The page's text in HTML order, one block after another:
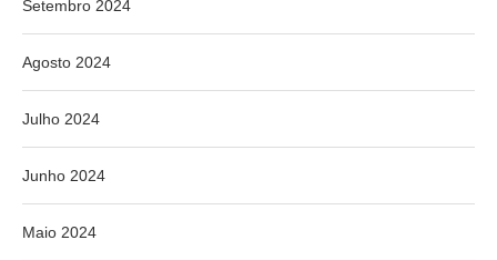
Setembro 2024
Agosto 2024
Julho 2024
Junho 2024
Maio 2024